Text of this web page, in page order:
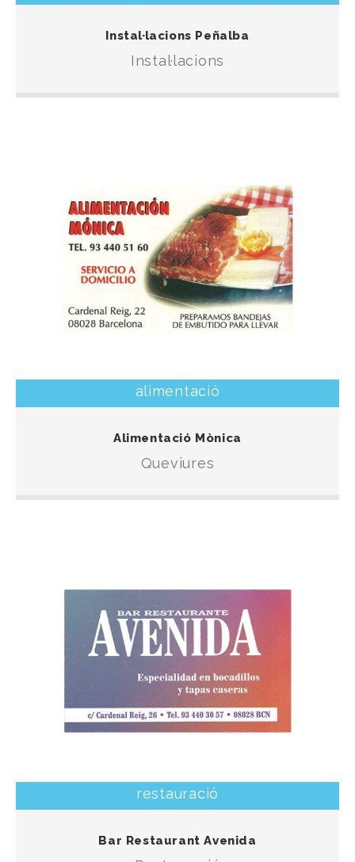
Instal·lacions Peñalba
Instal·lacions
alimentació
Alimentació Mònica
Queviures
restauració
Bar Restaurant Avenida